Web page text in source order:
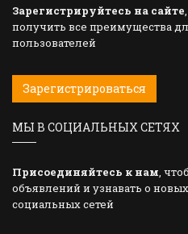
Зарегистрируйтесь на сайте
получить все преимущества
пользователей
Зарегистрироваться
МЫ В СОЦИАЛЬНЫХ СЕТЯХ
Присоединяйтесь к нам,
объявлений и узнавать о
социальных сетей